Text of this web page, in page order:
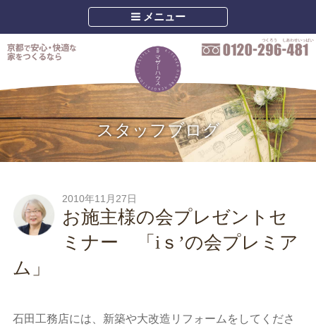
メニュー
スタッフブログ
2010年11月27日
お施主様の会プレゼントセ
ミナー 「iｓ’の会プレミア
ム」
石田工務店には、新築や大改造リフォームをしてくださ